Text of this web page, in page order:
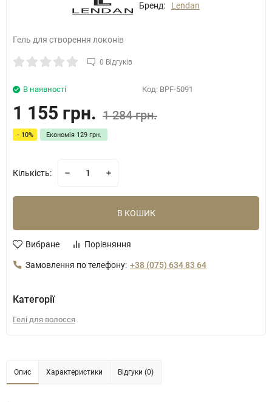
Бренд: Lendan
Гель для створення локонів
0 Відгуків
Код: BPF-5091
В наявності
1 155 грн. 1 284 грн.
- 10% Економія 129 грн.
Кількість:
В КОШИК
Вибране Порівняння
Замовлення по телефону: +38 (075) 634 83 64
Категорії
Гелі для волосся
Опис Характеристики Відгуки (0)